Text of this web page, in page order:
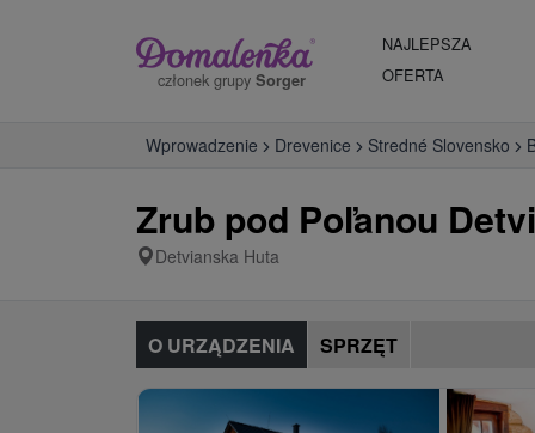
członek grupy Sorger
NAJLEPSZA
OFERTA
Wprowadzenie Drevenice Stredné Slovensko
Zrub pod Poľanou
Detvianska Huta
O URZĄDZENIA SPRZĘT